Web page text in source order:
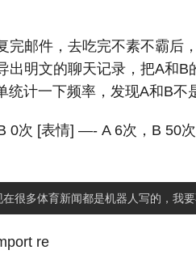
邮件，去吃完不素不霸后
明文的聊天记录，把A和B
计一下频率，发现A和B不
0次 [表情] —- A 6次，B
re